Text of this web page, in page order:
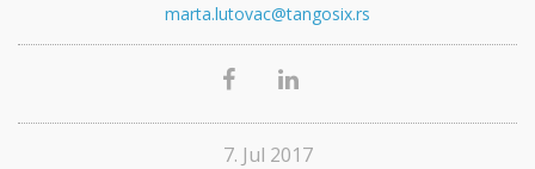
marta.lutovac@tangosix.rs
7. Jul 2017